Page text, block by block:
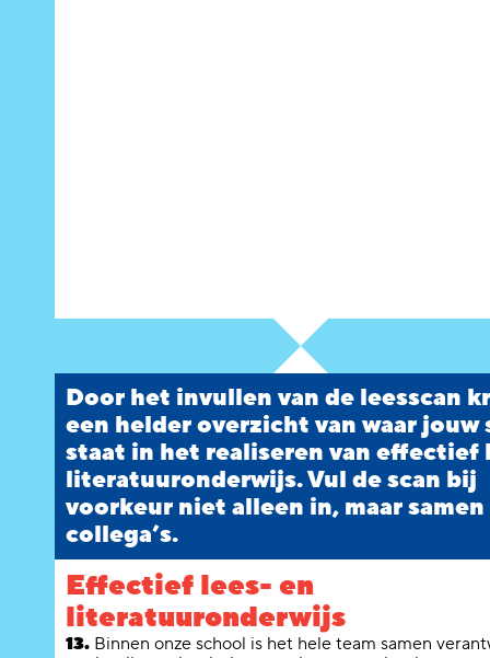
Door het invullen van de leesscan
een helder overzicht van waar jouw
staat in het realiseren van effectief
literatuuronderwijs. Vul de scan bij
voorkeur niet alleen in, maar
collega’s.
Effectief lees- en
literatuuronderwijs
13. Binnen onze school is het hele team samen